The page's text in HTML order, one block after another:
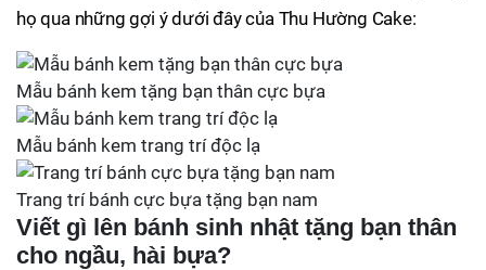
họ qua những gợi ý dưới đây của Thu Hường Cake:
Mẫu bánh kem tặng bạn thân cực bựa
Mẫu bánh kem trang trí độc lạ
Trang trí bánh cực bựa tặng bạn nam
Viết gì lên bánh sinh nhật tặng bạn thân
cho ngầu, hài bựa?